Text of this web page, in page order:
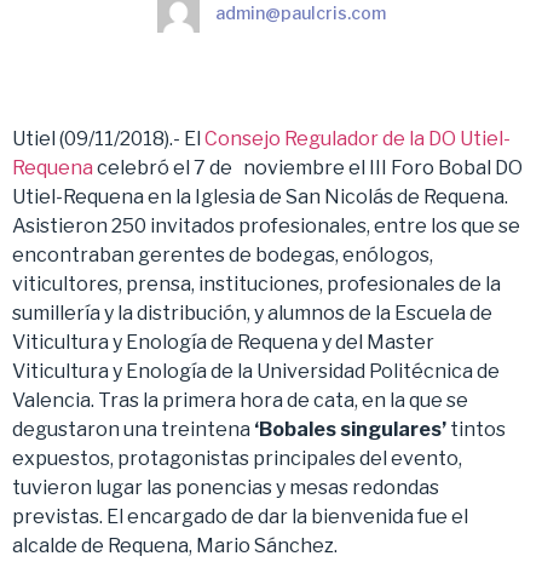
admin@paulcris.com
Utiel (09/11/2018).- El Consejo Regulador de la DO Utiel-
Requena celebró el 7 de noviembre el III Foro Bobal DO
Utiel-Requena en la Iglesia de San Nicolás de Requena.
Asistieron 250 invitados profesionales, entre los que se
encontraban gerentes de bodegas, enólogos,
viticultores, prensa, instituciones, profesionales de la
sumillería y la distribución, y alumnos de la Escuela de
Viticultura y Enología de Requena y del Master
Viticultura y Enología de la Universidad Politécnica de
Valencia. Tras la primera hora de cata, en la que se
degustaron una treintena ‘Bobales singulares’ tintos
expuestos, protagonistas principales del evento,
tuvieron lugar las ponencias y mesas redondas
previstas. El encargado de dar la bienvenida fue el
alcalde de Requena, Mario Sánchez.